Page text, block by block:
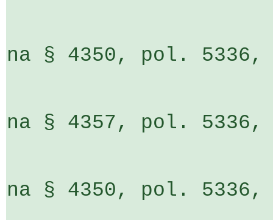
na § 4350, pol. 5336,
na § 4357, pol. 5336,
na § 4350, pol. 5336,